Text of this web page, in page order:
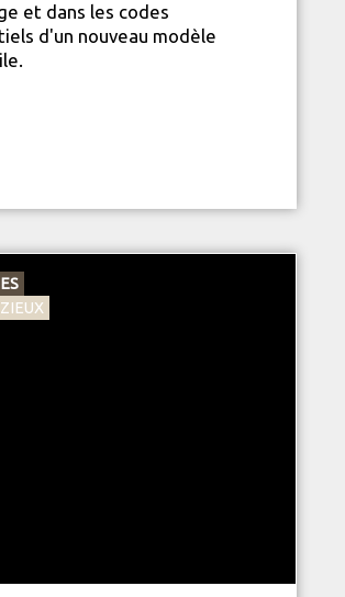
et dans les codes
d'un nouveau modèle